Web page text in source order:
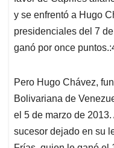
y se enfrentó a Hugo
presidenciales del 7
ganó por once
Pero Hugo Chávez,
Bolivariana de
el 5 de marzo de 2013.
sucesor dejado en su